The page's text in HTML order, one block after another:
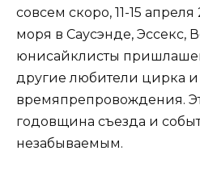
совсем скоро, 11-15
моря в Саусэнде, Эссекс,
юнисайклисты
другие любители цирка и
времяпрепровождения.
годовщина съезда и
незабываемым.